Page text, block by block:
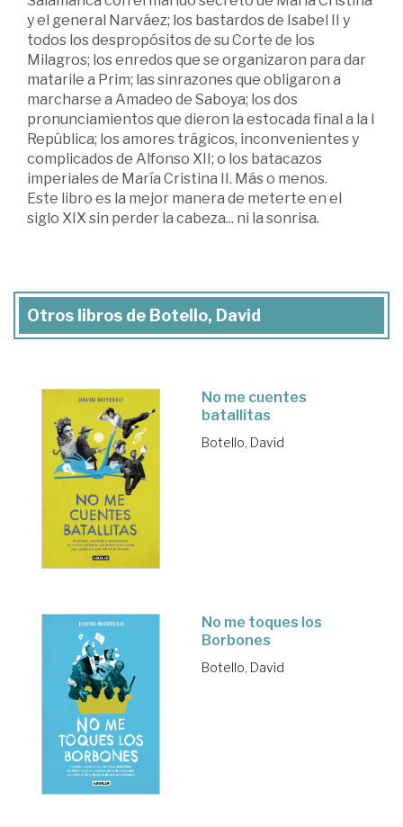
y el general Narváez; los bastardos de Isabel II y
todos los despropósitos de su Corte de los
Milagros; los enredos que se organizaron para dar
matarile a Prim; las sinrazones que obligaron a
marcharse a Amadeo de Saboya; los dos
pronunciamientos que dieron la estocada final a la I
República; los amores trágicos, inconvenientes y
complicados de Alfonso XII; o los batacazos
imperiales de María Cristina II. Más o menos.
Este libro es la mejor manera de meterte en el
siglo XIX sin perder la cabeza... ni la sonrisa.
Otros libros de Botello, David
No me cuentes
batallitas
Botello, David
No me toques los
Borbones
Botello, David